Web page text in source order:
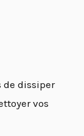
de dissiper
vos